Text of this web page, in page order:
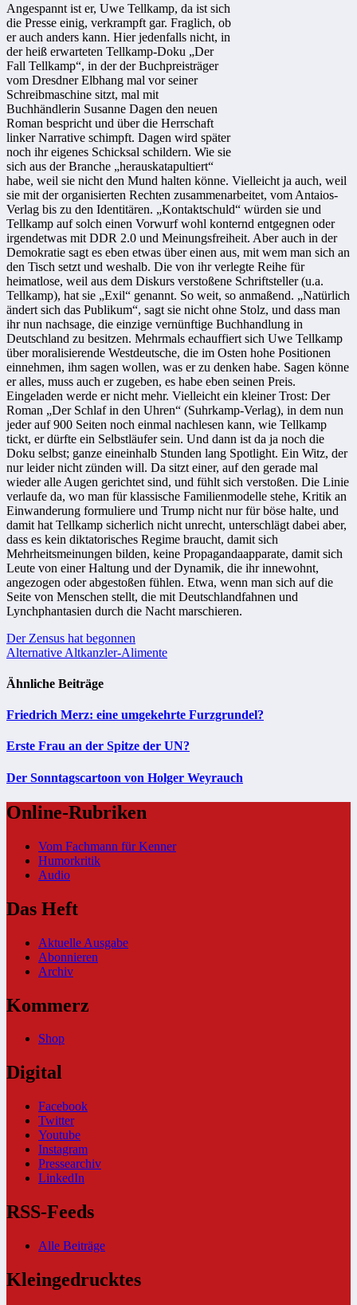
Angespannt ist er, Uwe Tellkamp, da ist sich
die Presse einig, verkrampft gar. Fraglich, ob
er auch anders kann. Hier jedenfalls nicht, in
der heiß erwarteten Tellkamp-Doku „Der
Fall Tellkamp“, in der der Buchpreisträger
vom Dresdner Elbhang mal vor seiner
Schreibmaschine sitzt, mal mit
Buchhändlerin Susanne Dagen den neuen
Roman bespricht und über die Herrschaft
linker Narrative schimpft. Dagen wird später
noch ihr eigenes Schicksal schildern. Wie sie
sich aus der Branche „herauskatapultiert“
habe, weil sie nicht den Mund halten könne. Vielleicht ja auch, weil
sie mit der organisierten Rechten zusammenarbeitet, vom Antaios-
Verlag bis zu den Identitären. „Kontaktschuld“ würden sie und
Tellkamp auf solch einen Vorwurf wohl konternd entgegnen oder
irgendetwas mit DDR 2.0 und Meinungsfreiheit. Aber auch in der
Demokratie sagt es eben etwas über einen aus, mit wem man sich an
den Tisch setzt und weshalb. Die von ihr verlegte Reihe für
heimatlose, weil aus dem Diskurs verstoßene Schriftsteller (u.a.
Tellkamp), hat sie „Exil“ genannt. So weit, so anmaßend. „Natürlich
ändert sich das Publikum“, sagt sie nicht ohne Stolz, und dass man
ihr nun nachsage, die einzige vernünftige Buchhandlung in
Deutschland zu besitzen. Mehrmals echauffiert sich Uwe Tellkamp
über moralisierende Westdeutsche, die im Osten hohe Positionen
einnehmen, ihm sagen wollen, was er zu denken habe. Sagen könne
er alles, muss auch er zugeben, es habe eben seinen Preis.
Eingeladen werde er nicht mehr. Vielleicht ein kleiner Trost: Der
Roman „Der Schlaf in den Uhren“ (Suhrkamp-Verlag), in dem nun
jeder auf 900 Seiten noch einmal nachlesen kann, wie Tellkamp
tickt, er dürfte ein Selbstläufer sein. Und dann ist da ja noch die
Doku selbst; ganze eineinhalb Stunden lang Spotlight. Ein Witz, der
nur leider nicht zünden will. Da sitzt einer, auf den gerade mal
wieder alle Augen gerichtet sind, und fühlt sich verstoßen. Die Linie
verlaufe da, wo man für klassische Familienmodelle stehe, Kritik an
Einwanderung formuliere und Trump nicht nur für böse halte, und
damit hat Tellkamp sicherlich nicht unrecht, unterschlägt dabei aber,
dass es kein diktatorisches Regime braucht, damit sich
Mehrheitsmeinungen bilden, keine Propagandaapparate, damit sich
Leute von einer Haltung und der Dynamik, die ihr innewohnt,
angezogen oder abgestoßen fühlen. Etwa, wenn man sich auf die
Seite von Menschen stellt, die mit Deutschlandfahnen und
Lynchphantasien durch die Nacht marschieren.
Beitragsnavigation
Der Zensus hat begonnen
Alternative Altkanzler-Alimente
Ähnliche Beiträge
Friedrich Merz: eine umgekehrte Furzgrundel?
Erste Frau an der Spitze der UN?
Der Sonntagscartoon von Holger Weyrauch
Online-Rubriken
Vom Fachmann für Kenner
Humorkritik
Audio
Das Heft
Aktuelle Ausgabe
Abonnieren
Archiv
Kommerz
Shop
Digital
Facebook
Twitter
Youtube
Instagram
Pressearchiv
LinkedIn
RSS-Feeds
Alle Beiträge
Kleingedrucktes